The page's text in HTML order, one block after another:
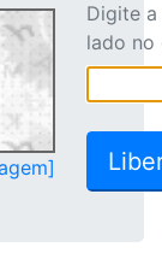
Digite
lado no